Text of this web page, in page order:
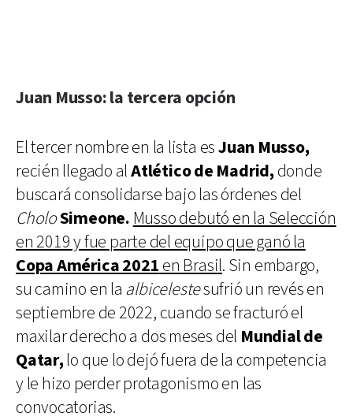
Juan Musso: la tercera opción
El tercer nombre en la lista esJuan Musso,
recién llegado alAtlético de Madrid,donde
buscará consolidarse bajo las órdenes del
CholoSimeone. Musso debutó en la Selección
en 2019 y fue parte del equipo que ganó la
Copa América 2021 en Brasil. Sin embargo,
su camino en la albicelestesufrió un revés en
septiembre de 2022, cuando se fracturó el
maxilar derecho a dos meses del Mundial de
Qatar,lo que lo dejó fuera de la competencia
y le hizo perder protagonismo en las
convocatorias.